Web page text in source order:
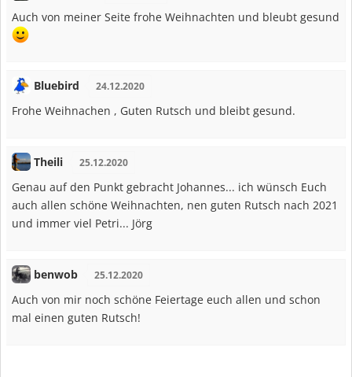
Auch von meiner Seite frohe Weihnachten und bleubt gesund
Bluebird 24.12.2020
Frohe Weihnachen , Guten Rutsch und bleibt gesund.
Theili 25.12.2020
Genau auf den Punkt gebracht Johannes... ich wünsch Euch
auch allen schöne Weihnachten, nen guten Rutsch nach 2021
und immer viel Petri... Jörg
benwob 25.12.2020
Auch von mir noch schöne Feiertage euch allen und schon
mal einen guten Rutsch!